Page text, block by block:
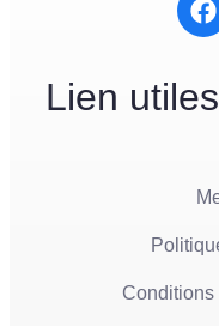
Lien utiles
Conditions